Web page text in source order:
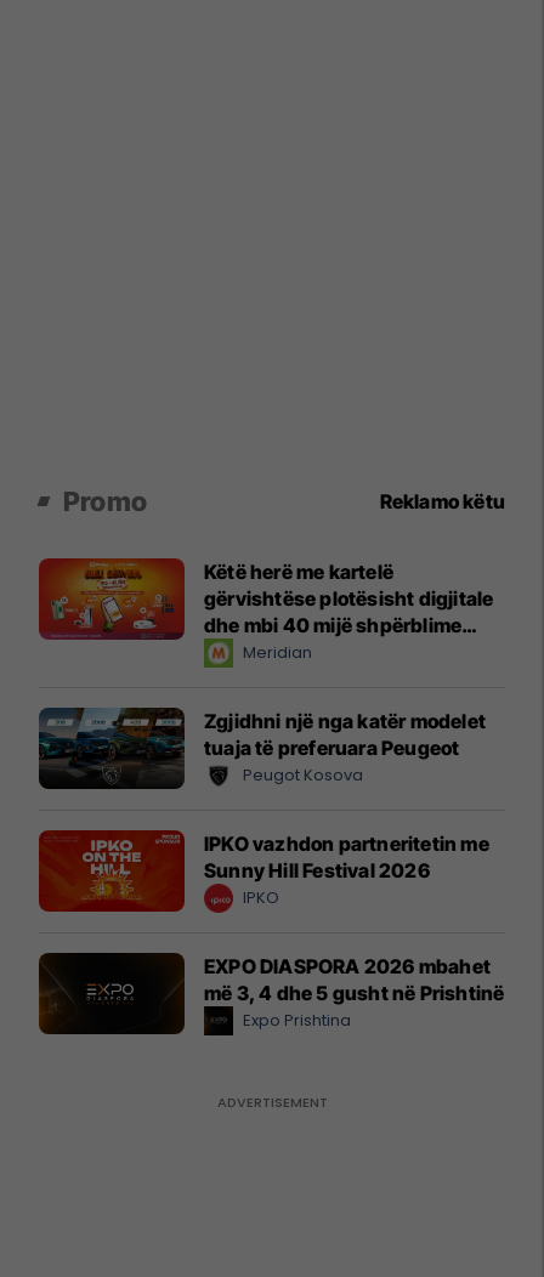
Promo Reklamo këtu
Këtë herë me kartelë
gërvishtëse plotësisht digjitale
dhe mbi 40 mijë shpërblime
instant!Meridian
Zgjidhni një nga katër modelet
tuaja të preferuara Peugeot
Peugot Kosova
IPKO vazhdon partneritetin me
Sunny Hill Festival 2026
IPKO
EXPO DIASPORA 2026 mbahet
më 3, 4 dhe 5 gusht në Prishtinë
Expo Prishtina